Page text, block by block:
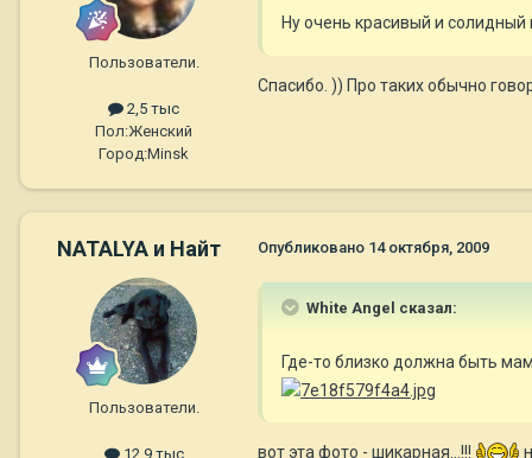
Пользователи.
2,5 тыс
Пол:Женский
Город:Minsk
Ну очень красивый и
Спасибо. )) Про таких обычно
NATALYA и Найт
Пользователи.
12,9 тыс
Опубликовано 14 октября, 2009
White Angel сказал:
Где-то близко должна быть
вот эта фото - шикарная...!!!